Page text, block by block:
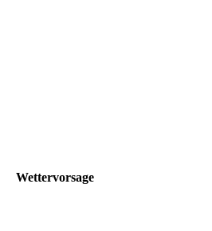
Wettervorsage